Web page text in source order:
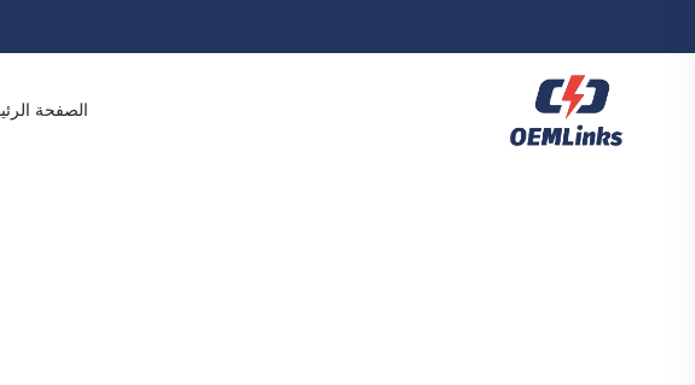
الصفحة